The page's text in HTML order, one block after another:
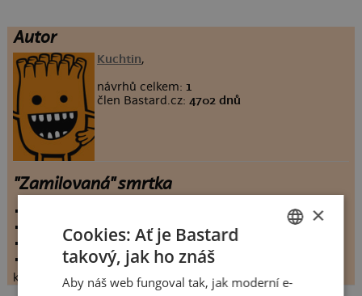
Autor
Kuchtin,
návrhů celkem: 1
člen Bastard.cz:4702 dnů
"Zamilovaná" smrtka
hodnoceno: 127 krát
komentářů:7.37008
koupilo by:35 lidí
konečné hodnocení:7.37008
SLOVAK
×
Cookies: Ať je Bastard
takový, jak ho znáš
Aby náš web fungoval tak, jak moderní e-